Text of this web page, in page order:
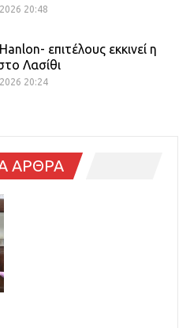
20:48
επιτέλους εκκινεί η
Λασίθι
20:24
ΑΡΘΡΑ